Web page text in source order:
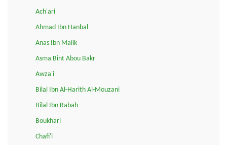
Ach'ari
Ahmad Ibn Hanbal
Anas Ibn Malik
Asma Bint Abou Bakr
Awza'i
Bilal Ibn Al-Harith Al-Mouzani
Bilal Ibn Rabah
Boukhari
Chafi'i